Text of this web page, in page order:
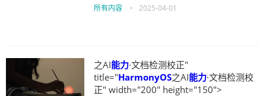
所有内容 • 2025-04-01
之AI能力·文档检测校正"
title="HarmonyOS之AI能力·文档检测校
正" width="200" height="150">